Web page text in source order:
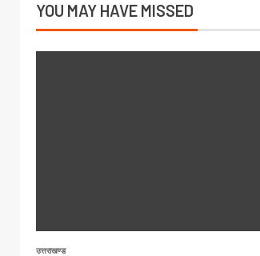
YOU MAY HAVE MISSED
उत्तराखण्ड